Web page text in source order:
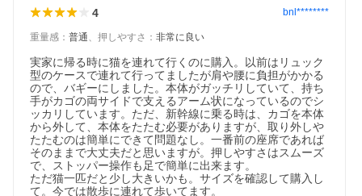
4 bnl********
重量感 ： 普通、 押しやすさ ： 非常に良い
実家に帰る時に猫を連れて行くのに購入。以前はリュック
型のケースで連れて行ってましたが肩や腰に負担がかかる
ので、バギーにしました。本体がガッチリしていて、持ち
手がカゴの両サイドで支えるアーム状になっているのでシ
ッカリしています。ただ、新幹線に乗る時は、カゴを本体
から外して、本体をたたむ必要がありますが、取り外しや
たたむのは簡単にできて問題なし。一番前の座席であれば
そのままで大丈夫だと思いますが。押しやすさはスムーズ
で、ストッパー操作も足で簡単に出来ます。
ただ猫一匹だと少し大きいかも。サイズを確認して購入し
て。今では散歩に連れて歩いてます。